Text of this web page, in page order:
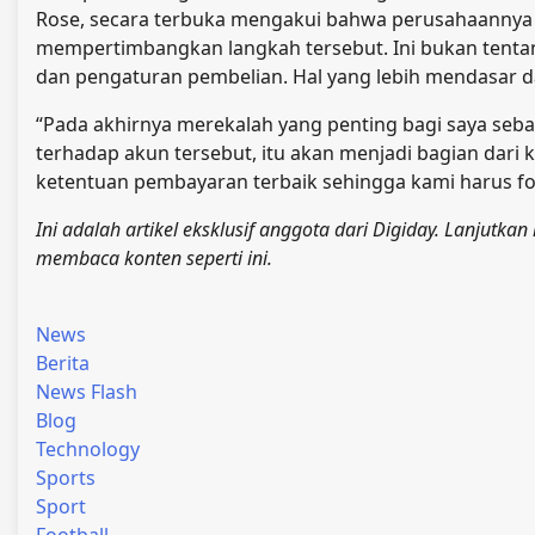
Rose, secara terbuka mengakui bahwa
mempertimbangkan langkah tersebut. Ini bukan
dan pengaturan pembelian. Hal yang lebih mendasar
“Pada akhirnya merekalah yang penting bagi saya
terhadap akun tersebut, itu akan menjadi bagian dari
ketentuan pembayaran terbaik sehingga kami harus
Ini adalah artikel eksklusif anggota dari Digiday.
membaca konten seperti ini.
News
Berita
News Flash
Blog
Technology
Sports
Sport